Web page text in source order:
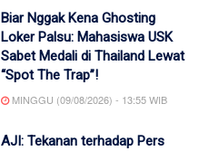
Biar Nggak Kena Ghosting
Loker Palsu: Mahasiswa USK
Sabet Medali di Thailand Lewat
“Spot The Trap”!
MINGGU (09/08/2026) - 13:55 WIB
AJI: Tekanan terhadap Pers